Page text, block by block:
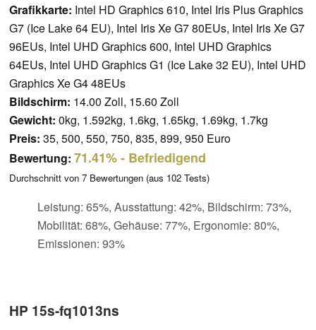
Grafikkarte: Intel HD Graphics 610, Intel Iris Plus Graphics
G7 (Ice Lake 64 EU), Intel Iris Xe G7 80EUs, Intel Iris Xe G7
96EUs, Intel UHD Graphics 600, Intel UHD Graphics
64EUs, Intel UHD Graphics G1 (Ice Lake 32 EU), Intel UHD
Graphics Xe G4 48EUs
Bildschirm: 14.00 Zoll, 15.60 Zoll
Gewicht: 0kg, 1.592kg, 1.6kg, 1.65kg, 1.69kg, 1.7kg
Preis: 35, 500, 550, 750, 835, 899, 950 Euro
Bewertung: 71.41%- Befriedigend
Durchschnitt von 7 Bewertungen (aus 102 Tests)
Leistung: 65%, Ausstattung: 42%, Bildschirm: 73%,
Mobilität: 68%, Gehäuse: 77%, Ergonomie: 80%,
Emissionen: 93%
HP 15s-fq1013ns